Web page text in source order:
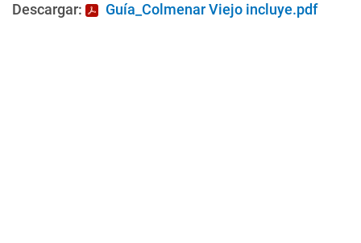
Descargar: Guía_Colmenar Viejo incluye.pdf